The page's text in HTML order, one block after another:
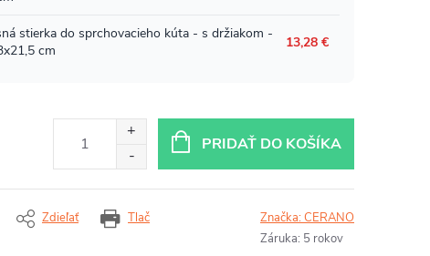
PRIDAŤ DO KOŠÍKA
Tlač
Zdieľať Značka:CERANO
Záruka: 5 rokov